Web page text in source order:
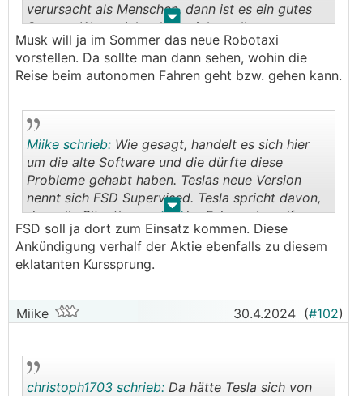
. .
verursacht als Menschen, dann ist es ein gutes
System. Wenn nicht, dann nicht. soll autonomes
Fahren ja beizeiten kommen.
Musk will ja im Sommer das neue Robotaxi
vorstellen. Da sollte man dann sehen, wohin die
Reise beim autonomen Fahren geht bzw. gehen kann.
. .
Miike schrieb: Wie gesagt, handelt es sich hier
um die alte Software und die dürfte diese
Probleme gehabt haben. Teslas neue Version
nennt sich FSD Supervised. Tesla spricht davon,
dass die Situationen, wo der Fahrer eingreifen
muss, um >90% reduziert werden konnten.
Während wir uns hier über das Tehma
unterhalten, wandern weitere Millionen von
FSD soll ja dort zum Einsatz kommen. Diese
Ankündigung verhalf der Aktie ebenfalls zu diesem
eklatanten Kurssprung.
Miike 30.4.2024 (#102)
christoph1703 schrieb: Da hätte Tesla sich von